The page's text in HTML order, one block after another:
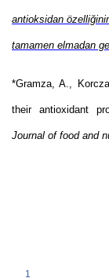
antioksidan
tamamen elmadan
*Gramza, A.,
their antioxidant
Journal of food and